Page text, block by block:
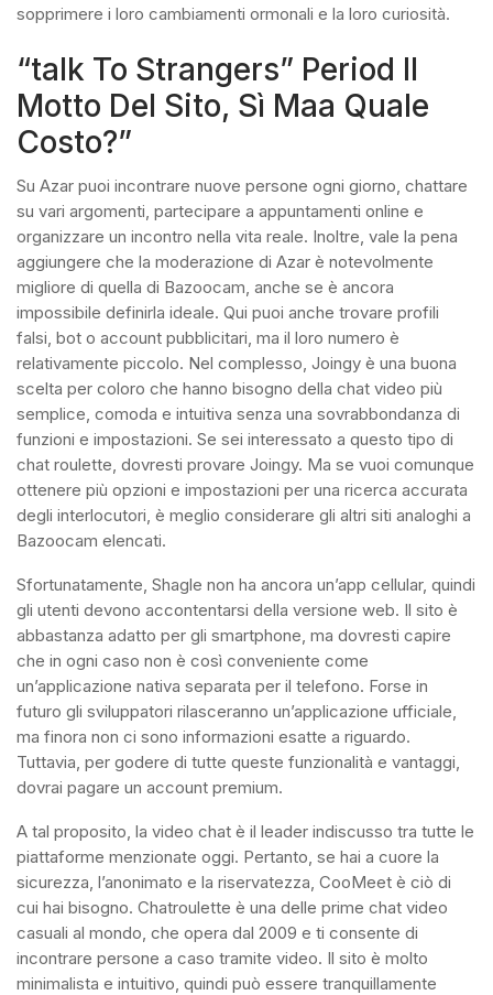
sopprimere i loro cambiamenti ormonali e la loro curiosità.
“talk To Strangers” Period Il
Motto Del Sito, Sì Maa Quale
Costo?”
Su Azar puoi incontrare nuove persone ogni giorno, chattare
su vari argomenti, partecipare a appuntamenti online e
organizzare un incontro nella vita reale. Inoltre, vale la pena
aggiungere che la moderazione di Azar è notevolmente
migliore di quella di Bazoocam, anche se è ancora
impossibile definirla ideale. Qui puoi anche trovare profili
falsi, bot o account pubblicitari, ma il loro numero è
relativamente piccolo. Nel complesso, Joingy è una buona
scelta per coloro che hanno bisogno della chat video più
semplice, comoda e intuitiva senza una sovrabbondanza di
funzioni e impostazioni. Se sei interessato a questo tipo di
chat roulette, dovresti provare Joingy. Ma se vuoi comunque
ottenere più opzioni e impostazioni per una ricerca accurata
degli interlocutori, è meglio considerare gli altri siti analoghi a
Bazoocam elencati.
Sfortunatamente, Shagle non ha ancora un’app cellular, quindi
gli utenti devono accontentarsi della versione web. Il sito è
abbastanza adatto per gli smartphone, ma dovresti capire
che in ogni caso non è così conveniente come
un’applicazione nativa separata per il telefono. Forse in
futuro gli sviluppatori rilasceranno un’applicazione ufficiale,
ma finora non ci sono informazioni esatte a riguardo.
Tuttavia, per godere di tutte queste funzionalità e vantaggi,
dovrai pagare un account premium.
A tal proposito, la video chat è il leader indiscusso tra tutte le
piattaforme menzionate oggi. Pertanto, se hai a cuore la
sicurezza, l’anonimato e la riservatezza, CooMeet è ciò di
cui hai bisogno. Chatroulette è una delle prime chat video
casuali al mondo, che opera dal 2009 e ti consente di
incontrare persone a caso tramite video. Il sito è molto
minimalista e intuitivo, quindi può essere tranquillamente